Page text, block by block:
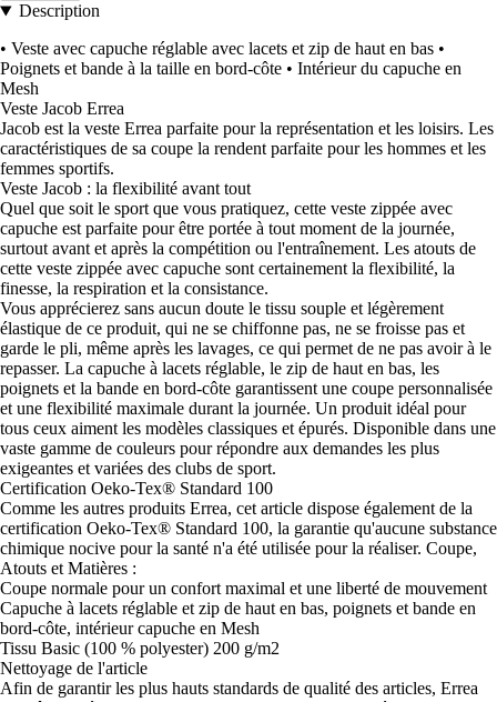
Description
• Veste avec capuche réglable avec lacets et zip de haut en bas •
Poignets et bande à la taille en bord-côte • Intérieur du capuche en
Mesh
Veste Jacob Errea
Jacob est la veste Errea parfaite pour la représentation et les loisirs. Les
caractéristiques de sa coupe la rendent parfaite pour les hommes et les
femmes sportifs.
Veste Jacob : la flexibilité avant tout
Quel que soit le sport que vous pratiquez, cette veste zippée avec
capuche est parfaite pour être portée à tout moment de la journée,
surtout avant et après la compétition ou l'entraînement. Les atouts de
cette veste zippée avec capuche sont certainement la flexibilité, la
finesse, la respiration et la consistance.
Vous apprécierez sans aucun doute le tissu souple et légèrement
élastique de ce produit, qui ne se chiffonne pas, ne se froisse pas et
garde le pli, même après les lavages, ce qui permet de ne pas avoir à le
repasser. La capuche à lacets réglable, le zip de haut en bas, les
poignets et la bande en bord-côte garantissent une coupe personnalisée
et une flexibilité maximale durant la journée. Un produit idéal pour
tous ceux aiment les modèles classiques et épurés. Disponible dans une
vaste gamme de couleurs pour répondre aux demandes les plus
exigeantes et variées des clubs de sport.
Certification Oeko-Tex® Standard 100
Comme les autres produits Errea, cet article dispose également de la
certification Oeko-Tex® Standard 100, la garantie qu'aucune substance
chimique nocive pour la santé n'a été utilisée pour la réaliser. Coupe,
Atouts et Matières :
Coupe normale pour un confort maximal et une liberté de mouvement
Capuche à lacets réglable et zip de haut en bas, poignets et bande en
bord-côte, intérieur capuche en Mesh
Tissu Basic (100 % polyester) 200 g/m2
Nettoyage de l'article
Afin de garantir les plus hauts standards de qualité des articles, Errea